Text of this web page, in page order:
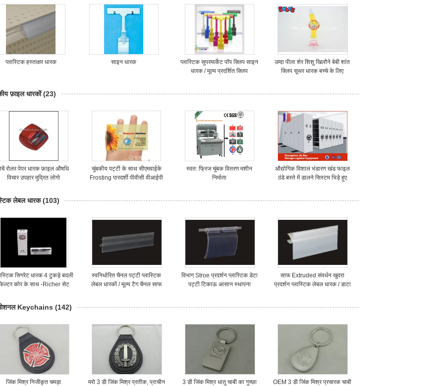
प्लास्टिक हस्ताक्षर धारक साइन धारक
प्लास्टिक सुपरमार्केट पॉप क्लिप साइन
धारक / मूल्य प्रदर्शित क्लिप
उम्दा पीला शेर शिशु खिलौने बेबी शांत
क्लिप सूथर धारक बच्चे के लिए
फ़ाइल धारकों (23)
रोलर पेपर धारक फ़ाइल औषधि
विचार उपहार मुद्रित लोगो
चुंबकीय पट्टी के साथ सीएमवाईके
Frosting पारदर्शी पीवीसी वीआईपी
स्वत: फ्रिज चुंबक वितरण मशीन
निर्माता
औद्योगिक विशाल भंडारण खंड फाइल
ठंडे बस्ते में डालने सिस्टम भिड़े हुए
लेबल धारक (103)
सिगरेट धारक 4 टुकड़े बदली
कोर के साथ -Richer सेट
स्वनिर्धारित चैनल पट्टी प्लास्टिक
लेबल धारकों / मूल्य टैग चैनल साफ
विभाग Stroe प्रदर्शन प्लास्टिक डेटा
पट्टी टिकाऊ आसान स्थापना
साफ Extruded संवर्धन खुदरा
प्रदर्शन प्लास्टिक लेबल धारक / डाटा
Keychains (142)
जिंक मिश्र निजीकृत चमड़ा
मरो 3 डी जिंक मिश्र प्रतीक, प्राचीन
3 डी जिंक मिश्र धातु चाबी का गुच्छा
OEM 3 डी जिंक मिश्र प्रचारक चाबी